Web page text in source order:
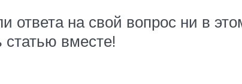
ответа на свой вопрос ни в
статью вместе!